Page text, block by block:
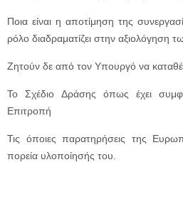
Ποια είναι η αποτίμηση της
ρόλο διαδραματίζει στην αξιολόγηση
Ζητούν δε από τον Υπουργό να
Το Σχέδιο Δράσης όπως έχει
Επιτροπή
Τις όποιες παρατηρήσεις της
πορεία υλοποίησής του.